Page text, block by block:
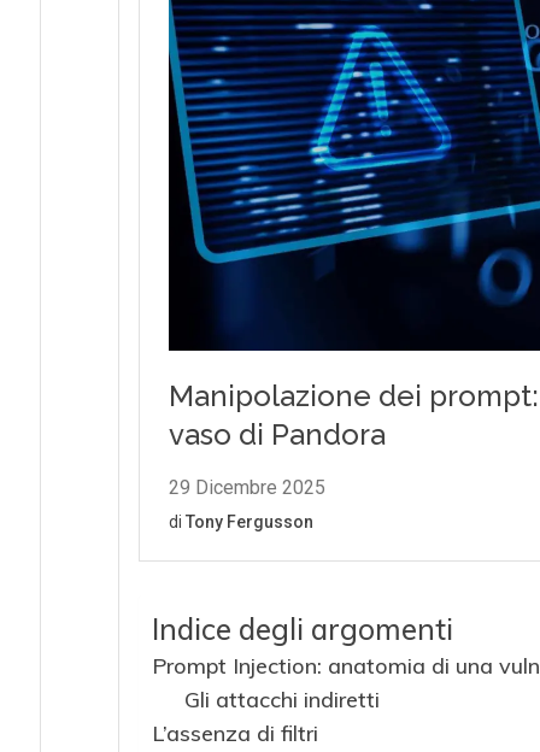
Indice degli argomenti
Prompt Injection: anatomia di una
Gli attacchi indiretti
L’assenza di filtri